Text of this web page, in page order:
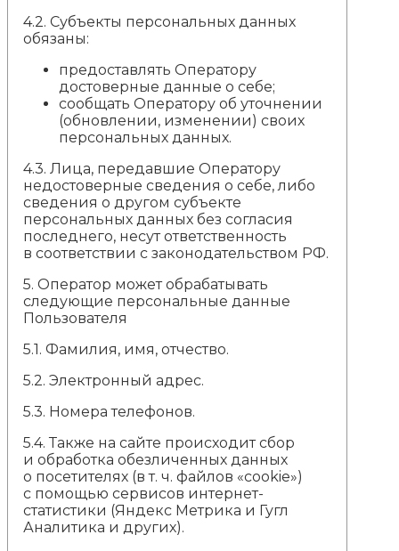
4.2. Субъекты персональных данных
обязаны:
предоставлять Оператору
достоверные данные о себе;
сообщать Оператору об уточнении
(обновлении, изменении) своих
персональных данных.
4.3. Лица, передавшие Оператору
недостоверные сведения о себе, либо
сведения о другом субъекте
персональных данных без согласия
последнего, несут ответственность
в соответствии с законодательством РФ.
5. Оператор может обрабатывать
следующие персональные данные
Пользователя
5.1. Фамилия, имя, отчество.
5.2. Электронный адрес.
5.3. Номера телефонов.
5.4. Также на сайте происходит сбор
и обработка обезличенных данных
о посетителях (в т. ч. файлов «cookie»)
с помощью сервисов интернет-
статистики (Яндекс Метрика и Гугл
Аналитика и других).